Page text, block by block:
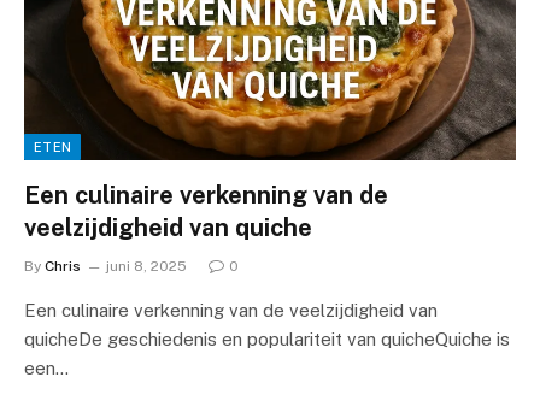
ETEN
Een culinaire verkenning van de
veelzijdigheid van quiche
By Chris juni 8, 2025 0
Een culinaire verkenning van de veelzijdigheid van
quicheDe geschiedenis en populariteit van quicheQuiche is
een…